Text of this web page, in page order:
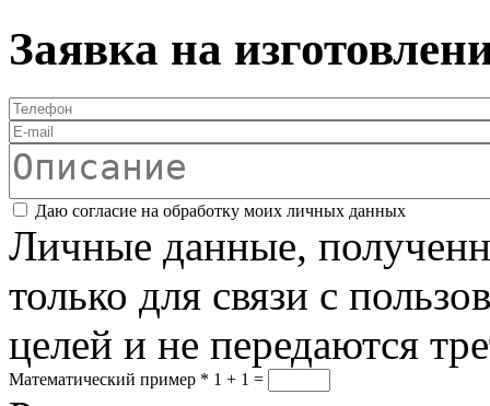
Заявка на
Телефон
E-mail
Описание
Соглашение*
Даю согласие на обработку моих личных данных
Личные данные,
только для связи с
целей и не передаются
Математический пример * 1 + 1 =